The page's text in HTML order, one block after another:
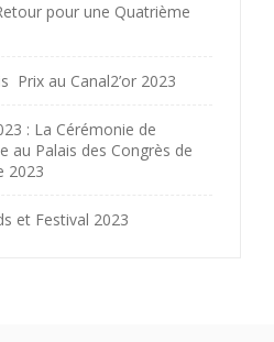
pour une Quatrième
Prix au Canal2’or 2023
: La Cérémonie de
au Palais des Congrès de
2023
et Festival 2023